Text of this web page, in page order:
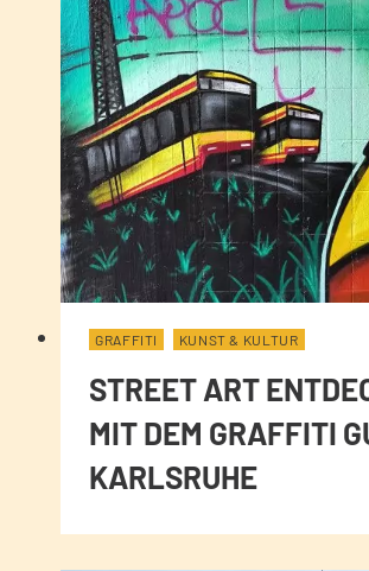
GRAFFITI KUNST & KULTUR
STREET ART
MIT DEM GRAFFITI
KARLSRUHE